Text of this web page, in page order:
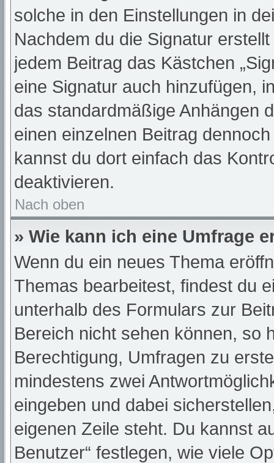
solche in den Einstellungen in
Nachdem du die Signatur
jedem Beitrag das Kästchen
eine Signatur auch hinzufügen,
das standardmäßige Anhängen
einen einzelnen Beitrag
kannst du dort einfach das
deaktivieren.
Nach oben
» Wie kann ich eine Umfrage
Wenn du ein neues Thema
Themas bearbeitest, findest du
unterhalb des Formulars zur
Bereich nicht sehen können, so
Berechtigung, Umfragen zu
mindestens zwei
eingeben und dabei
eigenen Zeile steht. Du kannst
Benutzer“ festlegen, wie viele